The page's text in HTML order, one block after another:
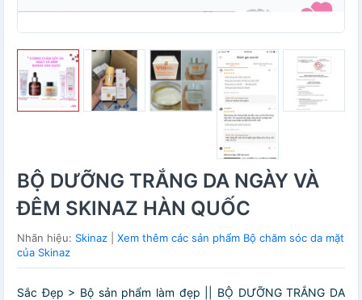
BỘ DƯỠNG TRẮNG DA NGÀY VÀ
ĐÊM SKINAZ HÀN QUỐC
Nhãn hiệu: Skinaz
Xem thêm các sản phẩm Bộ chăm sóc da mặt
của Skinaz
Sắc Đẹp > Bộ sản phẩm làm đẹp || BỘ DƯỠNG TRẮNG DA